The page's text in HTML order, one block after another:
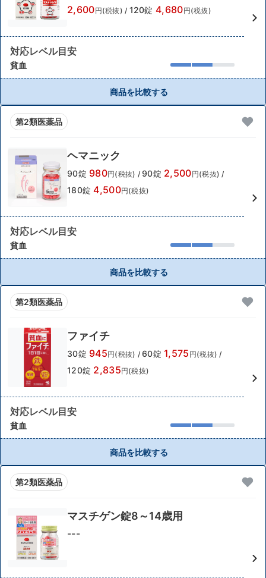
2,600円(税抜) / 120錠 4,680円(税抜)
対応レベル目安
貧血
商品を比較する
第2類医薬品
ヘマニック
90錠 980円(税抜) / 90錠 2,500円(税抜) /
180錠 4,500円(税抜)
対応レベル目安
貧血
商品を比較する
第2類医薬品
ファイチ
30錠 945円(税抜) / 60錠 1,575 円(税抜) /
120錠 2,835円(税抜)
対応レベル目安
貧血
商品を比較する
第2類医薬品
マスチゲン錠8～14歳用
---